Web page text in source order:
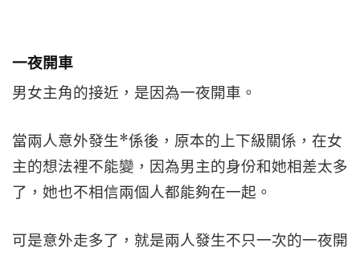
一夜開車
男女主角的接近，是因為一夜開車。
當兩人意外發生*係後，原本的上下級關係，在女
主的想法裡不能變，因為男主的身份和她相差太多
了，她也不相信兩個人都能夠在一起。
可是意外走多了，就是兩人發生不只一次的一夜開